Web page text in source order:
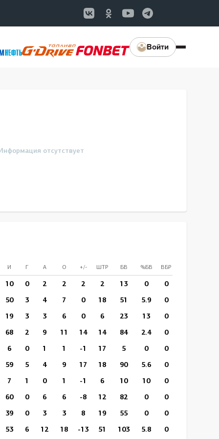
Войти
отсутствует
И Г А О +/- ШТР БВ %БВ ВБР
10 0 2 2 2 2 13 0 0
50 3 4 7 0 18 51 5.9 0
19 3 3 6 0 6 23 13 0
68 2 9 11 14 14 84 2.4 0
6 0 1 1 -1 17 5 0 0
59 5 4 9 17 18 90 5.6 0
7 1 0 1 -1 6 10 10 0
60 0 6 6 -8 12 82 0 0
39 0 3 3 8 19 55 0 0
53 6 12 18 -13 51 103 5.8 0